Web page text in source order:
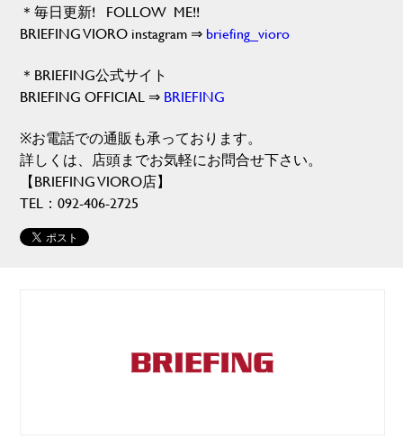
＊毎日更新! FOLLOW ME!!
BRIEFING VIORO instagram ⇒ briefing_vioro
＊BRIEFING公式サイト
BRIEFING OFFICIAL ⇒ BRIEFING
※お電話での通販も承っております。
詳しくは、店頭までお気軽にお問合せ下さい。
【BRIEFING VIORO店】
TEL：092-406-2725